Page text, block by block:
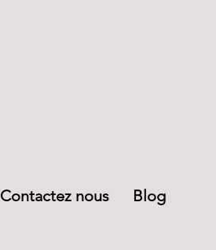
Contactez nous Blog